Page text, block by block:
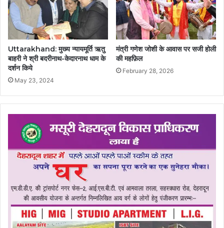
Uttarakhand: मुख्य न्यायमूर्ति ऋतु
बाहरी ने श्री बदरीनाथ-केदारनाथ धाम के
दर्शन किये
May 23, 2024
मंत्री गणेश जोशी के आवास पर सजी होली
की महफ़िल
February 28, 2026